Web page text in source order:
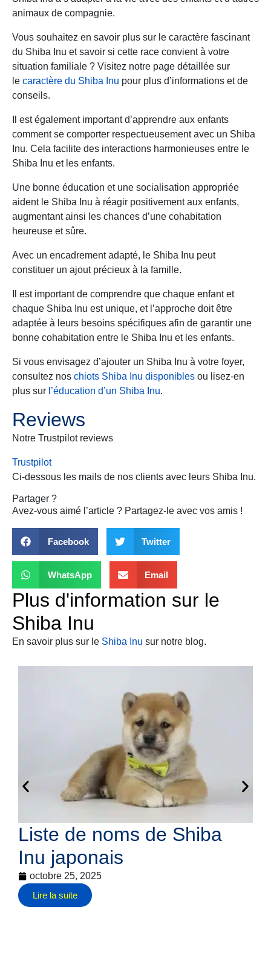
animaux de compagnie.
Vous souhaitez en savoir plus sur le caractère fascinant
du Shiba Inu et savoir si cette race convient à votre
situation familiale ? Visitez notre page détaillée sur
le caractère du Shiba Inu pour plus d’informations et de
conseils.
Il est également important d’apprendre aux enfants
comment se comporter respectueusement avec un Shiba
Inu. Cela facilite des interactions harmonieuses entre le
Shiba Inu et les enfants.
Une bonne éducation et une socialisation appropriée
aident le Shiba Inu à réagir positivement aux enfants,
augmentant ainsi les chances d’une cohabitation
heureuse et sûre.
Avec un encadrement adapté, le Shiba Inu peut
constituer un ajout précieux à la famille.
Il est important de comprendre que chaque enfant et
chaque Shiba Inu est unique, et l’approche doit être
adaptée à leurs besoins spécifiques afin de garantir une
bonne cohabitation entre le Shiba Inu et les enfants.
Si vous envisagez d’ajouter un Shiba Inu à votre foyer,
consultez nos chiots Shiba Inu disponibles ou lisez-en
plus sur l’éducation d’un Shiba Inu.
Reviews
Notre Trustpilot reviews
Trustpilot
Ci-dessous les mails de nos clients avec leurs Shiba Inu.
Partager ?
Avez-vous aimé l’article ? Partagez-le avec vos amis !
Facebook Twitter
WhatsApp Email
Plus d'information sur le
Shiba Inu
En savoir plus sur le Shiba Inu sur notre blog.
Liste de noms de Shiba
Inu japonais
octobre 25, 2025
Lire la suite